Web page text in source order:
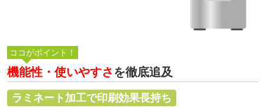
機能性・使いやすさ を徹底追及
ラミネート加工で印刷効果長持ち